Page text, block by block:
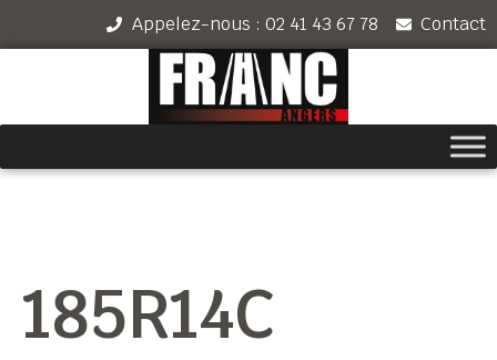
Appelez-nous : 02 41 43 67 78 Contact
185R14C